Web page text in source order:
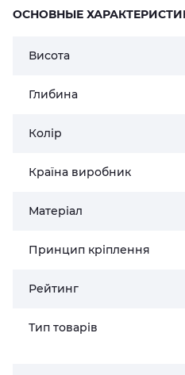
ОСНОВНЫЕ
Висота
Глибина
Колір
Країна виробник
Матеріал
Принцип кріплення
Рейтинг
Тип товарів